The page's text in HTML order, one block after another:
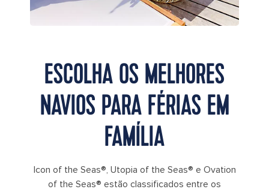
ESCOLHA OS MELHORES
NAVIOS PARA FÉRIAS EM
FAMÍLIA
Icon of the Seas®, Utopia of the Seas® e Ovation
of the Seas® estão classificados entre os